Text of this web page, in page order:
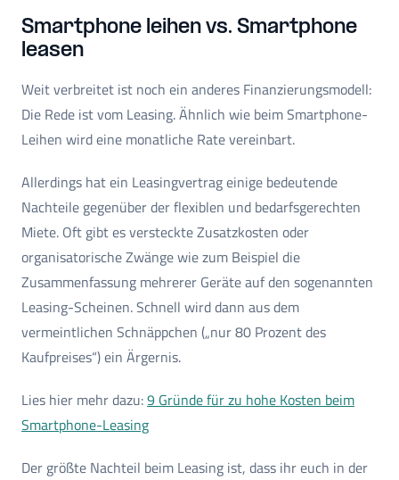
Smartphone leihen vs. Smartphone
leasen
Weit verbreitet ist noch ein anderes Finanzierungsmodell:
Die Rede ist vom Leasing. Ähnlich wie beim Smartphone-
Leihen wird eine monatliche Rate vereinbart.
Allerdings hat ein Leasingvertrag einige bedeutende
Nachteile gegenüber der flexiblen und bedarfsgerechten
Miete. Oft gibt es versteckte Zusatzkosten oder
organisatorische Zwänge wie zum Beispiel die
Zusammenfassung mehrerer Geräte auf den sogenannten
Leasing-Scheinen. Schnell wird dann aus dem
vermeintlichen Schnäppchen („nur 80 Prozent des
Kaufpreises“) ein Ärgernis.
Lies hier mehr dazu:9 Gründe für zu hohe Kosten beim
Smartphone-Leasing
Der größte Nachteil beim Leasing ist, dass ihr euch in der